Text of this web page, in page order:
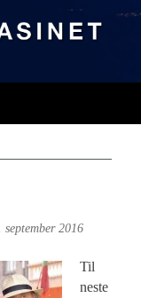
september 2016
Til
neste